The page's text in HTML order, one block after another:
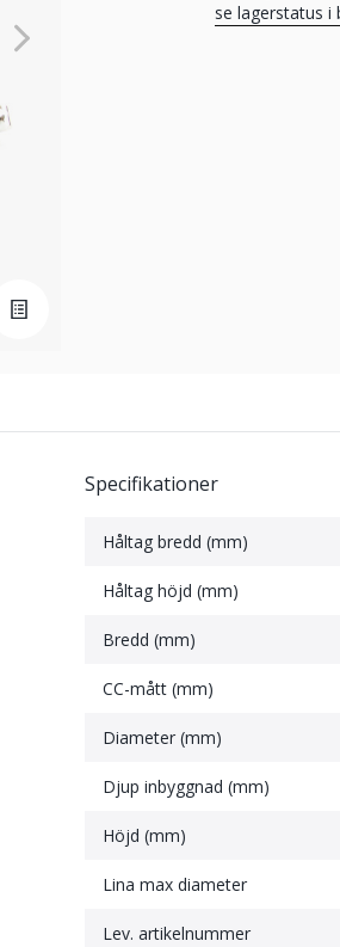
se lagerstatus i
Specifikationer
Håltag bredd (mm)
Håltag höjd (mm)
Bredd (mm)
CC-mått (mm)
Diameter (mm)
Djup inbyggnad (mm)
Höjd (mm)
Lina max diameter
Lev. artikelnummer